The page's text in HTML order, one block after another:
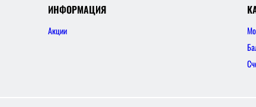
ИНФОРМАЦИЯ
Акции